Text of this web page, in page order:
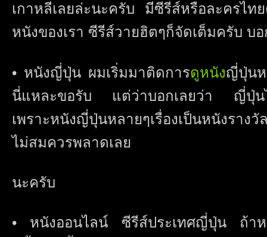
เกาหลีเลยล่ะนะครับ มีซีรีส์หรือละครไท
หนังของเรา ซีรีส์วายฮิตๆก็จัดเต็มครับ บ
• หนังญี่ปุ่น ผมเริ่มมาติดการดูหนังญี่ปุ่นห
นี่แหละขอรับ แต่ว่าบอกเลยว่า ญี่ปุ่นไ
เพราะหนังญี่ปุ่นหลายๆเรื่องเป็นหนังราง
ไม่สมควรพลาดเลย
นะครับ
• หนังออนไลน์ ซีรีส์ประเทศญี่ปุ่น ถ้าห